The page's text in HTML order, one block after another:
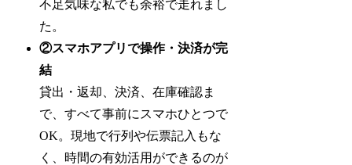
不足気味な私でも余裕で走れまし
た。
②スマホアプリで操作・決済が完
結
貸出・返却、決済、在庫確認ま
で、すべて事前にスマホひとつで
OK。現地で行列や伝票記入もな
く、時間の有効活用ができるのが